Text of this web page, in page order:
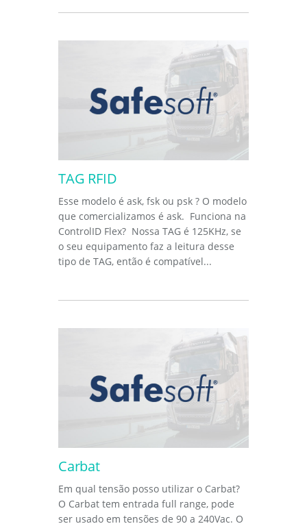
TAG RFID
Esse modelo é ask, fsk ou psk ? O modelo
que comercializamos é ask. Funciona na
ControlID Flex? Nossa TAG é 125KHz, se
o seu equipamento faz a leitura desse
tipo de TAG, então é compatível...
Carbat
Em qual tensão posso utilizar o Carbat?
O Carbat tem entrada full range, pode
ser usado em tensões de 90 a 240Vac. O